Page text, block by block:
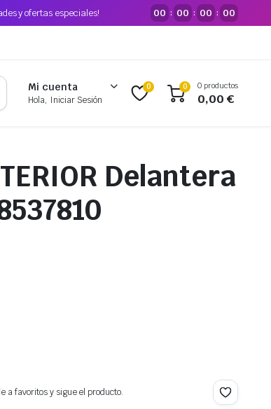
y ofertas especiales! 00 : 00 : 00 : 00
Mi cuenta
Hola, Iniciar Sesión
0 0 0 productos
0,00€
Delantera
a favoritos y sigue el producto.